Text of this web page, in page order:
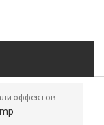
эффектов